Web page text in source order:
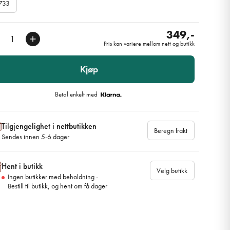
349,-
Pris kan variere mellom nett og butikk
Kjøp
Betal enkelt med
Tilgjengelighet i nettbutikken
Sendes innen 5-6 dager
Beregn frakt
Hent i butikk
Ingen butikker med beholdning -
Bestill til butikk, og hent om få dager
Velg butikk